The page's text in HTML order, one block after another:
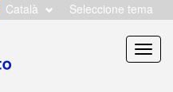
Seleccione tema
Català